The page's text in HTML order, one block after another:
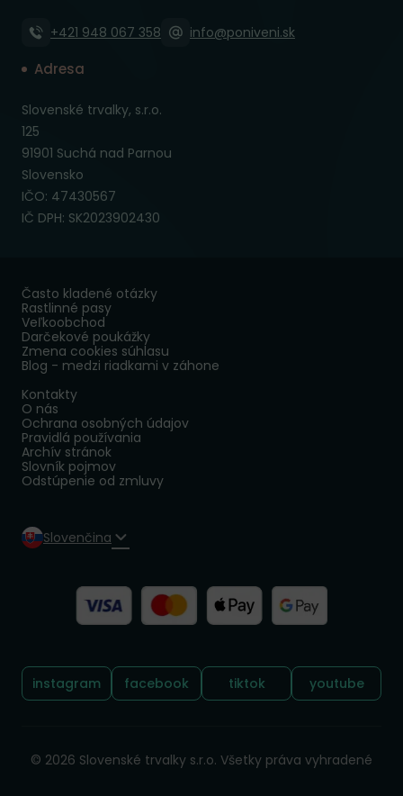
+421 948 067 358 info@poniveni.sk
Adresa
Slovenské trvalky, s.r.o.
125
91901 Suchá nad Parnou
Slovensko
IČO: 47430567
IČ DPH: SK2023902430
Často kladené otázky
Rastlinné pasy
Veľkoobchod
Darčekové poukážky
Zmena cookies súhlasu
Blog - medzi riadkami v záhone
Kontakty
O nás
Ochrana osobných údajov
Pravidlá používania
Archív stránok
Slovník pojmov
Odstúpenie od zmluvy
Slovenčina
Sledujte nás:
instagram facebook tiktok youtube
© 2026 Slovenské trvalky s.r.o. Všetky práva vyhradené